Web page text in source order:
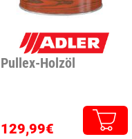
Pullex-Holzöl
129,99€